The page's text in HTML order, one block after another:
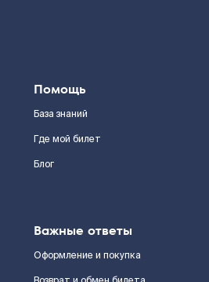
Помощь
База знаний
Где мой билет
Блог
Важные ответы
Оформление и покупка